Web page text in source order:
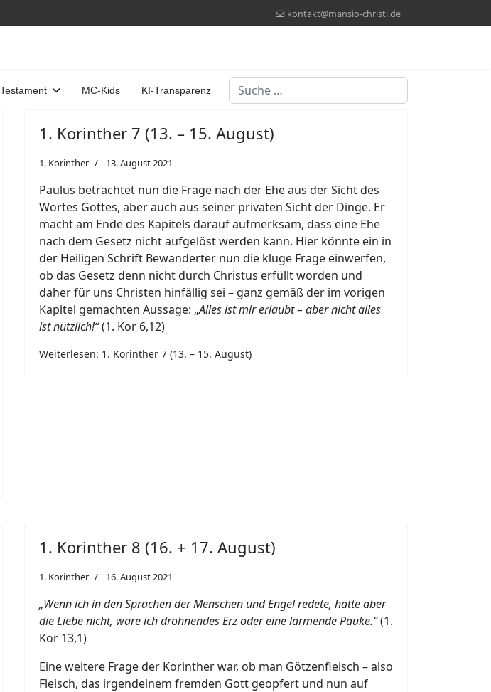
kontakt@mansio-christi.de
MC-Kids KI-Transparenz Suchen
1. Korinther 7 (13. – 15. August)
1. Korinther 13. August 2021
Paulus betrachtet nun die Frage nach der Ehe aus der Sicht des
Wortes Gottes, aber auch aus seiner privaten Sicht der Dinge. Er
macht am Ende des Kapitels darauf aufmerksam, dass eine Ehe
nach dem Gesetz nicht aufgelöst werden kann. Hier könnte ein in
der Heiligen Schrift Bewanderter nun die kluge Frage einwerfen,
ob das Gesetz denn nicht durch Christus erfüllt worden und
daher für uns Christen hinfällig sei – ganz gemäß der im vorigen
Kapitel gemachten Aussage: „Alles ist mir erlaubt – aber nicht alles
ist nützlich!“(1. Kor 6,12)
Weiterlesen: 1. Korinther 7 (13. – 15. August)
1. Korinther 8 (16. + 17. August)
1. Korinther 16. August 2021
„Wenn ich in den Sprachen der Menschen und Engel redete, hätte aber
die Liebe nicht, wäre ich dröhnendes Erz oder eine lärmende Pauke.“(1.
Kor 13,1)
Eine weitere Frage der Korinther war, ob man Götzenfleisch – also
Fleisch, das irgendeinem fremden Gott geopfert und nun auf